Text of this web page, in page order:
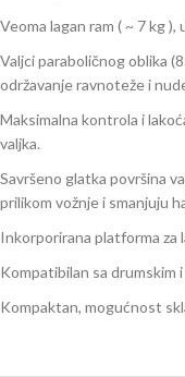
Veoma lagan ram ( ~ 7 kg
Valjci paraboličnog oblika
održavanje ravnoteže i
Maksimalna kontrola i
valjka.
Savršeno glatka površina
prilikom vožnje i smanjuju
Inkorporirana platforma za
Kompatibilan sa drumskim
Kompaktan, mogućnost